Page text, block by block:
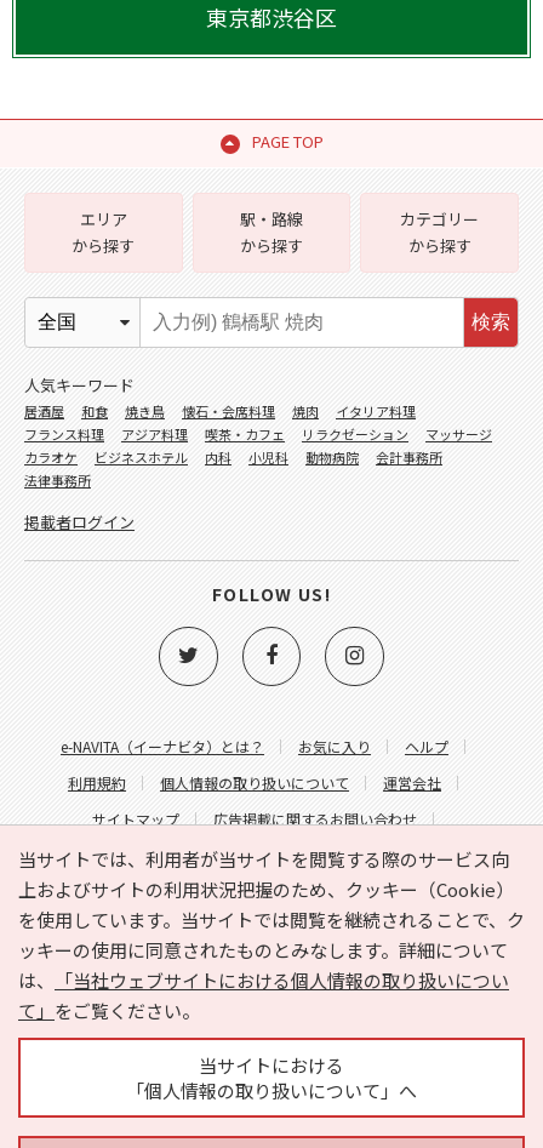
東京都渋谷区
PAGE TOP
当サイトでは、利用者が当サイトを閲覧する際のサービス向
上およびサイトの利用状況把握のため、クッキー（Cookie）
を使用しています。当サイトでは閲覧を継続されることで、ク
ッキーの使用に同意されたものとみなします。詳細について
は、
「当社ウェブサイトにおける個人情報の取り扱いについ
て」 をご覧ください。
当サイトにおける
「個人情報の取り扱いについて」へ
e-NAVITA（イーナビタ）とは？ お気に入り
ヘルプ
利用規約
個人情報の取り扱いについて
運営会社
サイトマップ
広告掲載に関するお問い合わせ
サイトの内容に関するお問い合わせ
エリア
から探す
駅・路線
から探す
カテゴリー
から探す
検索
人気キーワード
居酒屋 和食 焼き鳥 懐石・会席料理 焼肉
イタリア料理
フランス料理
アジア料理 喫茶・カフェ リラクゼーション
マッサージ
カラオケ
ビジネスホテル 内科 小児科 動物病院
会計事務所
法律事務所
掲載者ログイン
FOLLOW US!
Copyright © HYOJITO.Co.,Ltd. All Rights Reserved.